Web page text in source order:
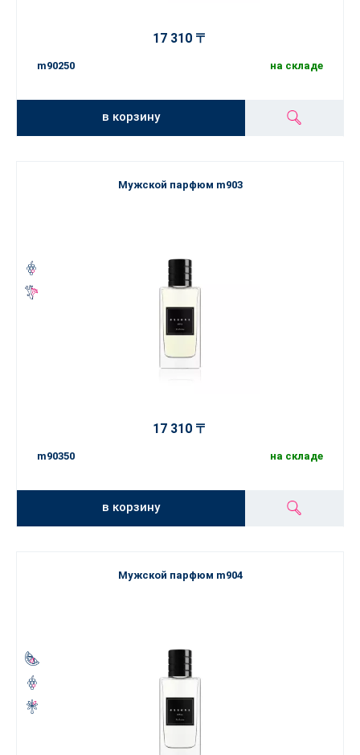
17 310 〒
m90250 на складе
в корзину
Мужской парфюм m903
17 310 〒
m90350 на складе
в корзину
Мужской парфюм m904